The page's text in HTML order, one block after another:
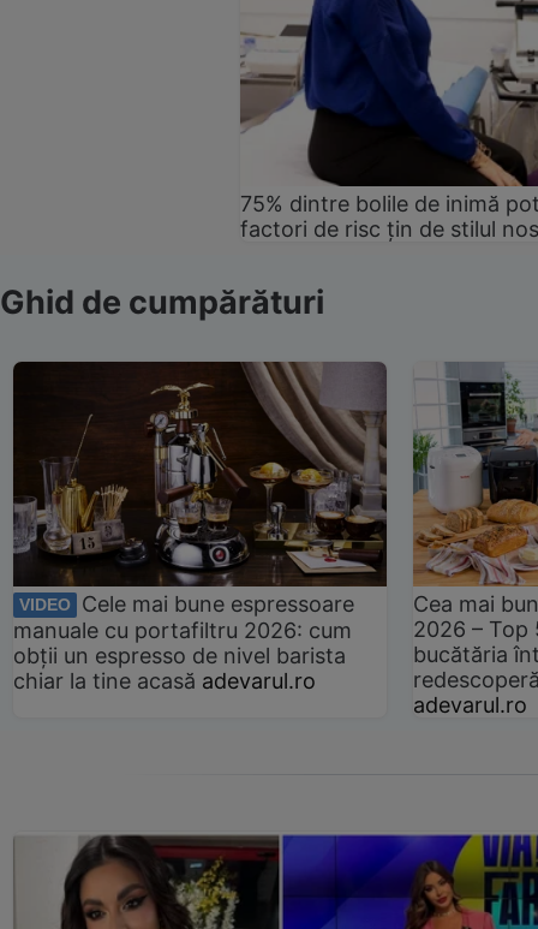
75% dintre bolile de inimă
factori de risc țin de stilul
Ghid de cumpărături
VIDEO
Cele mai bune espressoare
manuale cu portafiltru 2026: cum
obții un espresso de nivel barista
chiar la tine acasă adevarul.ro
Cea mai
2026 –
bucătăria
adevarul.ro